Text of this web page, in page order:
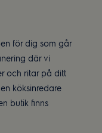
för dig som går
där vi
och ritar på ditt
köksinredare
butik finns